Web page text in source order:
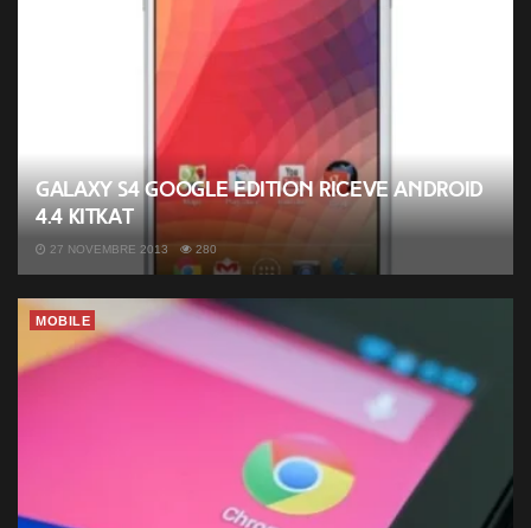
Galaxy S4 Google Edition riceve Android
4.4 KitKat
27 NOVEMBRE 2013 280
MOBILE